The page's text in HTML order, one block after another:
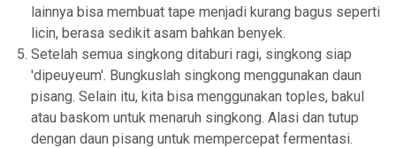
lainnya bisa membuat tape menjadi kurang bagus seperti
licin, berasa sedikit asam bahkan benyek.
Setelah semua singkong ditaburi ragi, singkong siap
'dipeuyeum'. Bungkuslah singkong menggunakan daun
pisang. Selain itu, kita bisa menggunakan toples, bakul
atau baskom untuk menaruh singkong. Alasi dan tutup
dengan daun pisang untuk mempercepat fermentasi.